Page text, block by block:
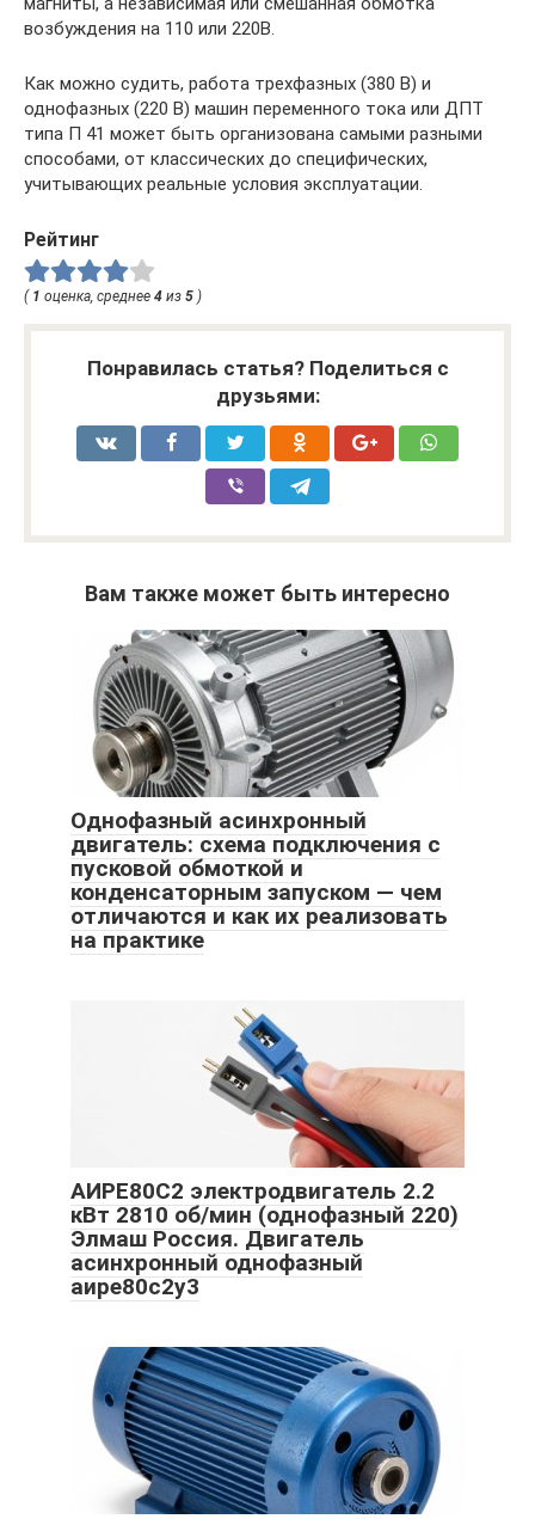
возбуждения на 110 или 220В.
Как можно судить, работа трехфазных (380 В) и
однофазных (220 В) машин переменного тока или ДПТ
типа П 41 может быть организована самыми разными
способами, от классических до специфических,
учитывающих реальные условия эксплуатации.
Рейтинг
( 1 оценка, среднее 4 из 5 )
Понравилась статья? Поделиться с
друзьями:
Вам также может быть интересно
Однофазный асинхронный
двигатель: схема подключения с
пусковой обмоткой и
конденсаторным запуском — чем
отличаются и как их реализовать
на практике
АИРЕ80С2 электродвигатель 2.2
кВт 2810 об/мин (однофазный 220)
Элмаш Россия. Двигатель
асинхронный однофазный
аире80с2у3